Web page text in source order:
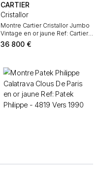
CARTIER
Cristallor
Montre Cartier Cristallor Jumbo
Vintage en or jaune Ref: Cartier -
78096 Vers 1970
36 800 €